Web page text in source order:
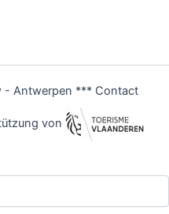
- Antwerpen *** Contact
von